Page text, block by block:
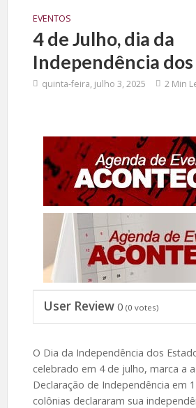
EVENTOS
4 de Julho, dia da
Independência dos
quinta-feira, julho 3, 2025 2 Min
User Review 0 (0 votes)
O Dia da Independência dos
celebrado em 4 de julho, marca a
Declaração de Independência em
colônias declararam sua